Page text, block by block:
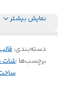
نمایش بیشتر
دسته‌بندی:
برچسب‌ها :شات